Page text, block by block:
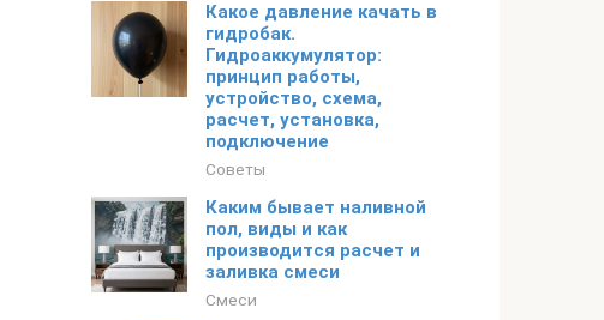
Какое давление качать в
гидробак.
Гидроаккумулятор:
принцип работы,
устройство, схема,
расчет, установка,
подключение
Советы
Каким бывает наливной
пол, виды и как
производится расчет и
заливка смеси
Смеси